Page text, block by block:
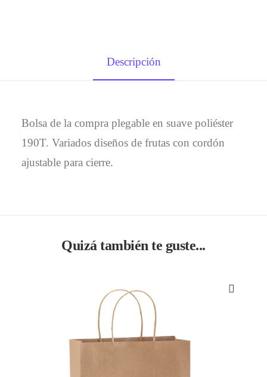
Descripción
Bolsa de la compra plegable en suave poliéster
190T. Variados diseños de frutas con cordón
ajustable para cierre.
Quizá también te guste...